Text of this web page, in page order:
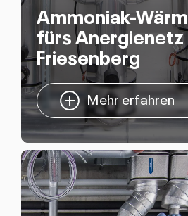
Ammoniak-
fürs Anergienetz
Friesenberg
Mehr erfahren